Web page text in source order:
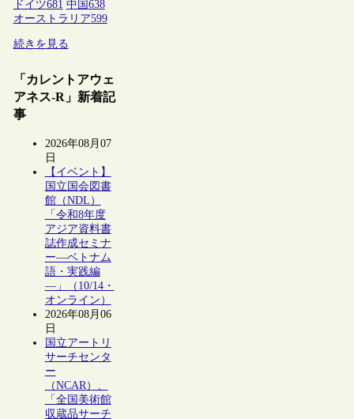
ドイツ681 中国 638
オーストラリア599
続きを見る
「カレントアウェ
アネス-R」新着記
事
2026年08月07
日
【イベント】
国立国会図書
館（NDL）
「令和8年度
アジア資料書
誌作成セミナ
ー―ベトナム
語・実践編
―」（10/14・
オンライン）
2026年08月06
日
国立アートリ
サーチセンタ
ー
（NCAR）、
「全国美術館
収蔵品サーチ